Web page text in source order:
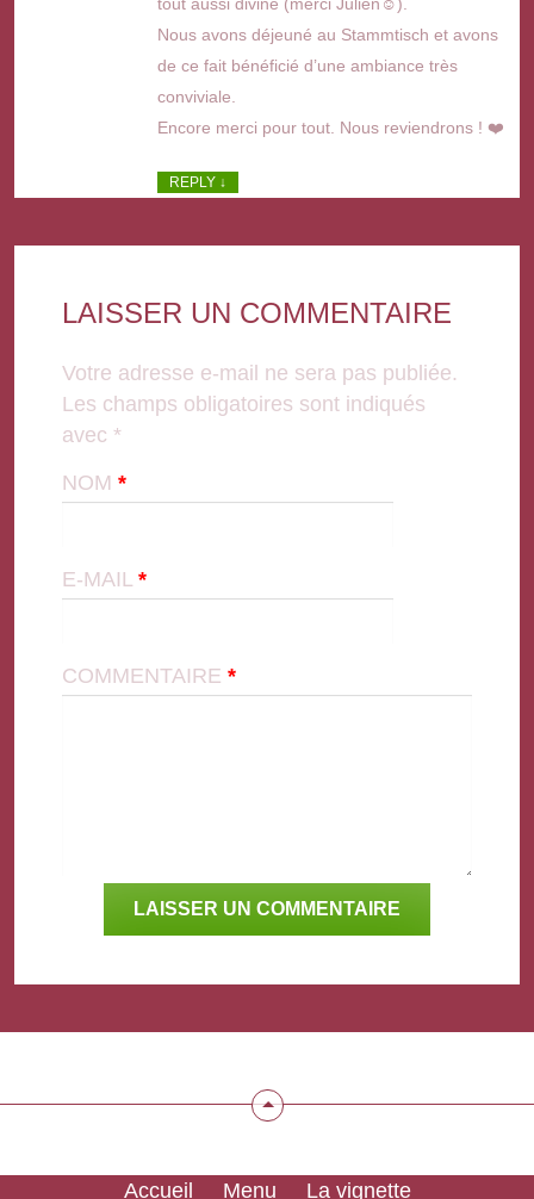
Nous avons déjeuné au Stammtisch et avons
de ce fait bénéficié d’une ambiance très
conviviale.
Encore merci pour tout. Nous reviendrons ! ❤️
REPLY ↓
LAISSER UN COMMENTAIRE
Votre adresse e-mail ne sera pas publiée.
Les champs obligatoires sont indiqués
avec *
NOM *
E-MAIL *
COMMENTAIRE *
Accueil Menu La vignette